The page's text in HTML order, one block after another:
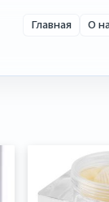
Главная О